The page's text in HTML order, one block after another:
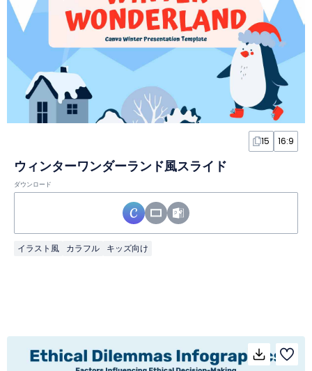
15 16:9
ウィンターワンダーランド風スライド
ダウンロード
イラスト風 カラフル キッズ向け